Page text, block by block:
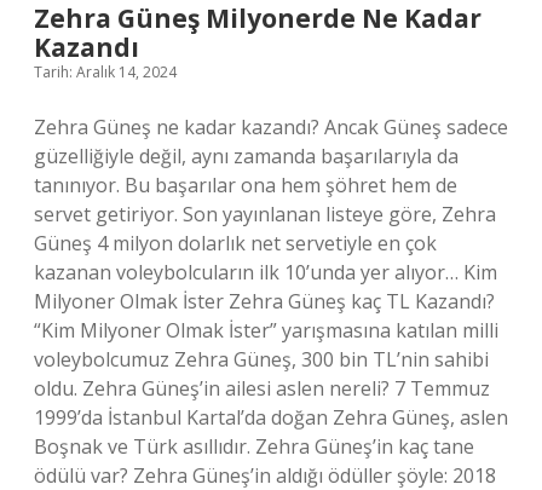
Zehra Güneş Milyonerde Ne Kadar
Kazandı
Tarih: Aralık 14, 2024
Zehra Güneş ne kadar kazandı? Ancak Güneş sadece
güzelliğiyle değil, aynı zamanda başarılarıyla da
tanınıyor. Bu başarılar ona hem şöhret hem de
servet getiriyor. Son yayınlanan listeye göre, Zehra
Güneş 4 milyon dolarlık net servetiyle en çok
kazanan voleybolcuların ilk 10’unda yer alıyor… Kim
Milyoner Olmak İster Zehra Güneş kaç TL Kazandı?
“Kim Milyoner Olmak İster” yarışmasına katılan milli
voleybolcumuz Zehra Güneş, 300 bin TL’nin sahibi
oldu. Zehra Güneş’in ailesi aslen nereli? 7 Temmuz
1999’da İstanbul Kartal’da doğan Zehra Güneş, aslen
Boşnak ve Türk asıllıdır. Zehra Güneş’in kaç tane
ödülü var? Zehra Güneş’in aldığı ödüller şöyle: 2018